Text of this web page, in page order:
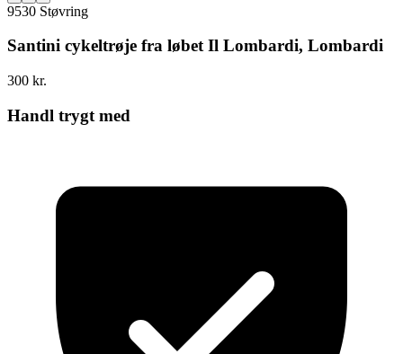
9530 Støvring
Santini cykeltrøje fra løbet Il Lombardi, Lombardi
300 kr.
Handl trygt med